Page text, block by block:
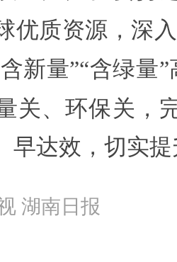
优质资源，深
新量”“含绿量
关、环保关，
早达效，切实
湖南日报